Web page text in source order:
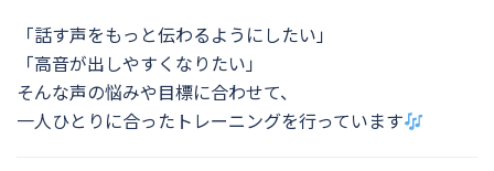
「話す声をもっと伝わるようにしたい」
「高音が出しやすくなりたい」
そんな声の悩みや目標に合わせて、
一人ひとりに合ったトレーニングを行っています